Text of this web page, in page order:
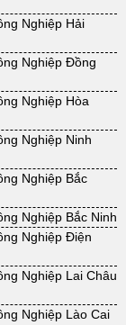
Xưởng Thái
Xưởng Tuyên
Xưởng Thừa T.
Xưởng Lâm
Xưởng Bình
Xưởng ĐắkLắk
Xưởng Hà Tĩnh
Xưởng Nghệ An
Xưởng Phú Yên
Nghiệp Hải
Nghiệp Đồng
Nghiệp Hòa
Nghiệp Ninh
Nghiệp Bắc
Nghiệp Bắc Ninh
Nghiệp Điện
Nghiệp Lai Châu
Nghiệp Lào Cai